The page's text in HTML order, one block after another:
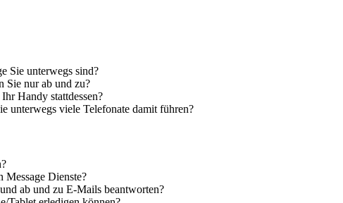
Sie unterwegs sind?
Sie nur ab und zu?
Handy stattdessen?
unterwegs viele Telefonate damit führen?
Dienste?
ab und zu E-Mails beantworten?